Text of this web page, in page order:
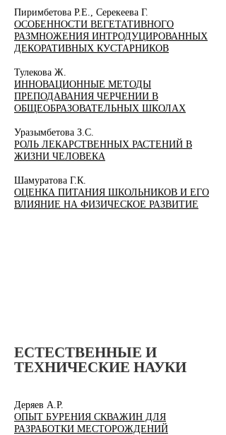
Пиримбетова Р.Е., Серекеева Г.
ОСОБЕННОСТИ ВЕГЕТАТИВНОГО
РАЗМНОЖЕНИЯ ИНТРОДУЦИРОВАННЫХ
ДЕКОРАТИВНЫХ КУСТАРНИКОВ
Тулекова Ж.
ИННОВАЦИОННЫЕ МЕТОДЫ
ПРЕПОДАВАНИЯ ЧЕРЧЕНИИ В
ОБЩЕОБРАЗОВАТЕЛЬНЫХ ШКОЛАХ
Уразымбетова З.С.
РОЛЬ ЛЕКАРСТВЕННЫХ РАСТЕНИЙ В
ЖИЗНИ ЧЕЛОВЕКА
Шамуратова Г.К.
ОЦЕНКА ПИТАНИЯ ШКОЛЬНИКОВ И ЕГО
ВЛИЯНИЕ НА ФИЗИЧЕСКОЕ РАЗВИТИЕ
ЕСТЕСТВЕННЫЕ И
ТЕХНИЧЕСКИЕ НАУКИ
Деряев А.Р.
ОПЫТ БУРЕНИЯ СКВАЖИН ДЛЯ
РАЗРАБОТКИ МЕСТОРОЖДЕНИЙ